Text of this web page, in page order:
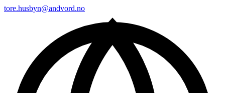
tore.husbyn@andvord.no